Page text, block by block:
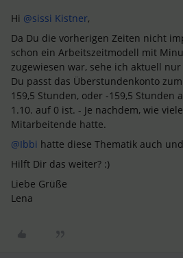
Hi @sissi Kistner,
Da Du die vorherigen Zeiten nicht
schon ein Arbeitszeitmodell mit
zugewiesen war, sehe ich aktuell
Du passt das Überstundenkonto
159,5 Stunden, oder -159,5 Stunden
1.10. auf 0 ist. - Je nachdem, wie
Mitarbeitende hatte.
@Ibbi hatte diese Thematik auch
Hilft Dir das weiter? :)
Liebe Grüße
Lena